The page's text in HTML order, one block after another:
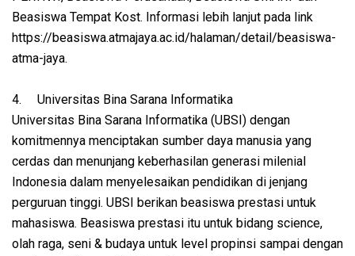
Beasiswa Tempat Kost. Informasi lebih lanjut pada link
https://beasiswa.atmajaya.ac.id/halaman/detail/beasiswa-
atma-jaya.
4.
Universitas Bina Sarana Informatika
Universitas Bina Sarana Informatika (UBSI) dengan
komitmennya menciptakan sumber daya manusia yang
cerdas dan menunjang keberhasilan generasi milenial
Indonesia dalam menyelesaikan pendidikan di jenjang
perguruan tinggi. UBSI berikan beasiswa prestasi untuk
mahasiswa. Beasiswa prestasi itu untuk bidang science,
olah raga, seni & budaya untuk level propinsi sampai dengan